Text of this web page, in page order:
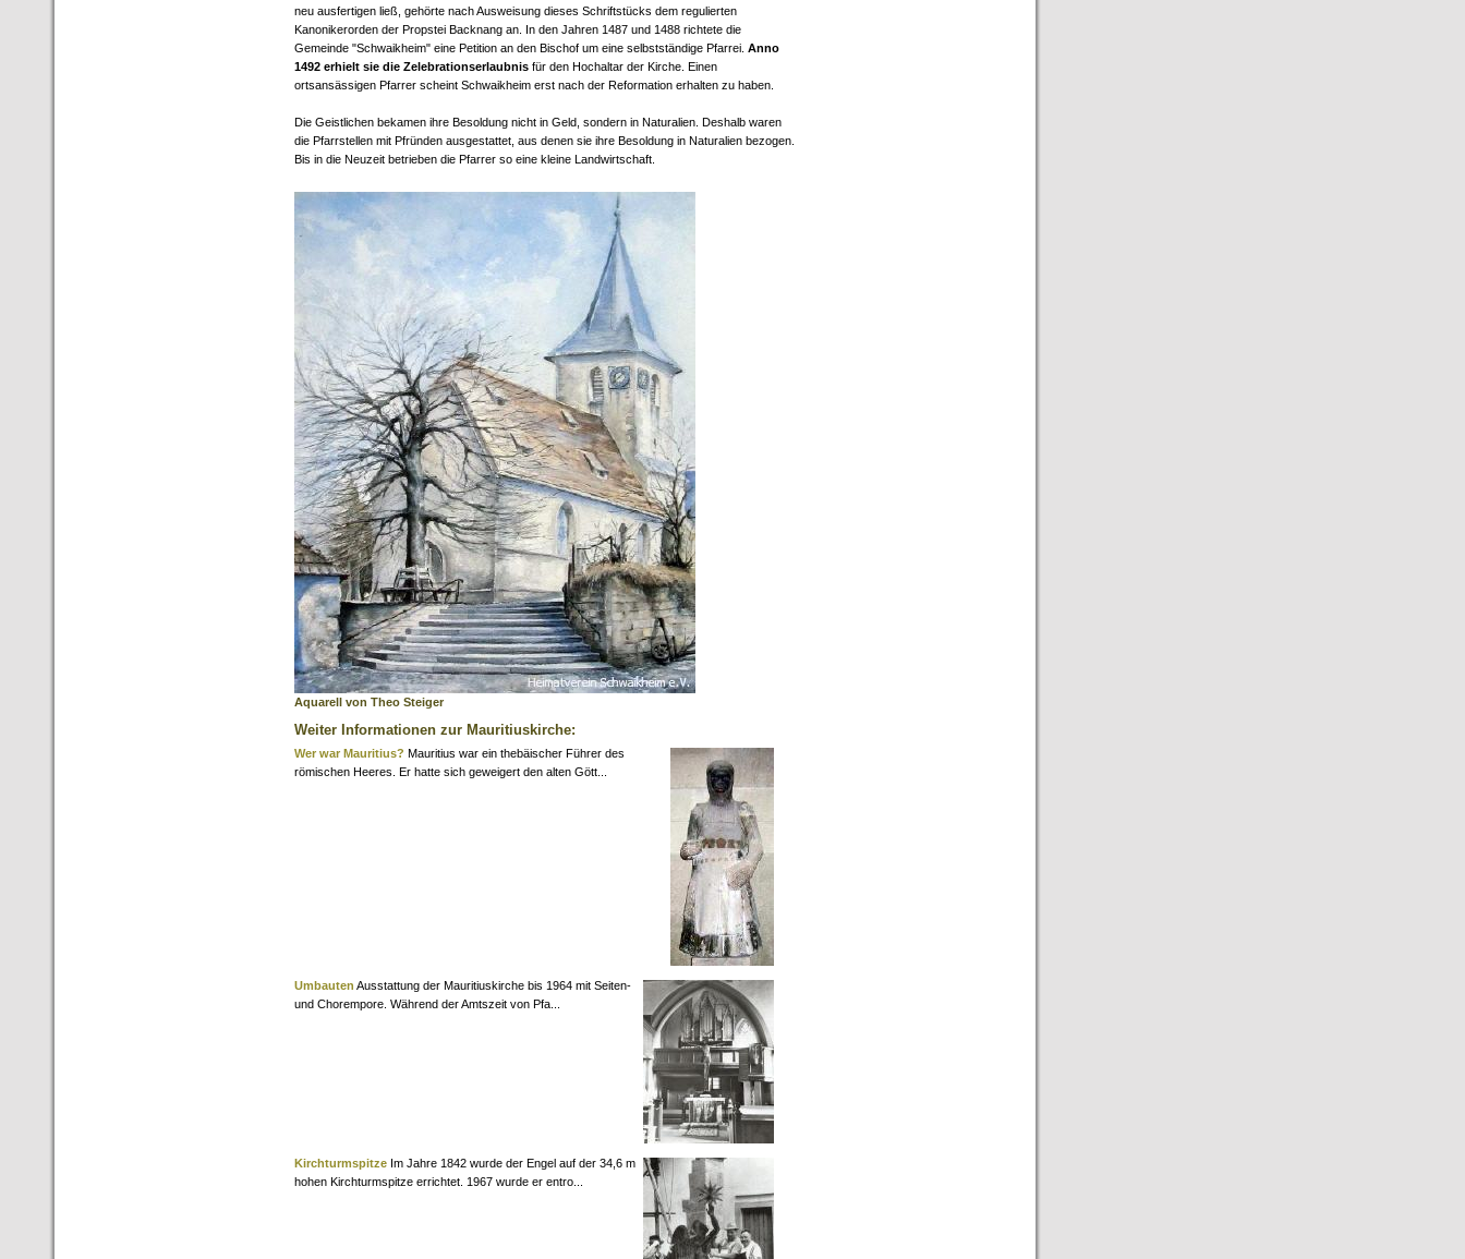
neu ausfertigen ließ, gehörte nach Ausweisung dieses Schriftstücks dem regulierten
Kanonikerorden der Propstei Backnang an. In den Jahren 1487 und 1488 richtete die
Gemeinde "Schwaikheim" eine Petition an den Bischof um eine selbstständige Pfarrei. Anno
1492 erhielt sie die Zelebrationserlaubnis für den Hochaltar der Kirche. Einen
ortsansässigen Pfarrer scheint Schwaikheim erst nach der Reformation erhalten zu haben.
Die Geistlichen bekamen ihre Besoldung nicht in Geld, sondern in Naturalien. Deshalb waren
die Pfarrstellen mit Pfründen ausgestattet, aus denen sie ihre Besoldung in Naturalien bezogen.
Bis in die Neuzeit betrieben die Pfarrer so eine kleine Landwirtschaft.
Aquarell von Theo Steiger
Weiter Informationen zur Mauritiuskirche:
Wer war Mauritius? Mauritius war ein thebäischer Führer des
römischen Heeres. Er hatte sich geweigert den alten Gött...
Umbauten Ausstattung der Mauritiuskirche bis 1964 mit Seiten-
und Chorempore. Während der Amtszeit von Pfa...
Kirchturmspitze Im Jahre 1842 wurde der Engel auf der 34,6 m
hohen Kirchturmspitze errichtet. 1967 wurde er entro...